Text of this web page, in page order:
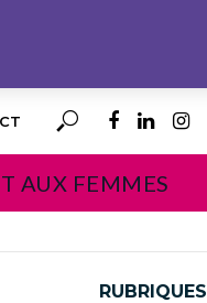
AUX FEMMES
RUBRIQUES